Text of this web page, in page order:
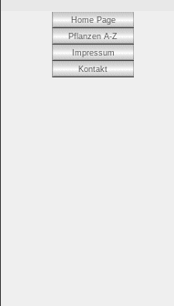
Home Page
Pflanzen A-Z
Impressum
Kontakt